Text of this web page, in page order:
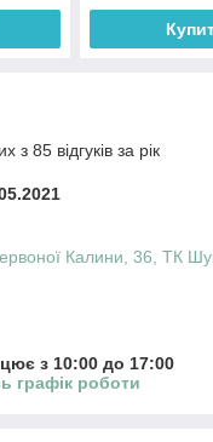
з 85 відгуків за рік
Калини, 36, ТК
з 10:00 до 17:00
графік роботи